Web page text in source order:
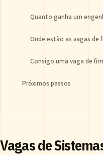
Quanto ganha um
Onde estão as vagas
Consigo uma vaga de
Próximos passos
Vagas de